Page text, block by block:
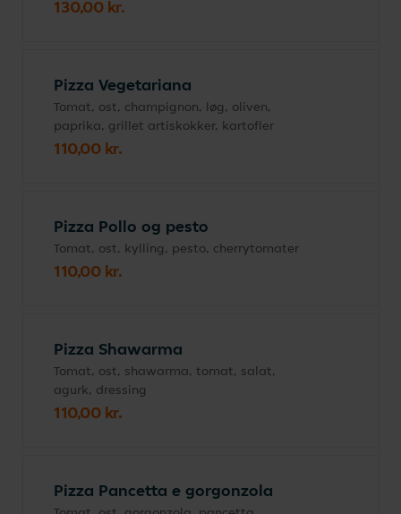
130,00 kr.
Pizza Vegetariana
Tomat, ost, champignon, løg, oliven,
paprika, grillet artiskokker, kartofler
110,00 kr.
Pizza Pollo og pesto
Tomat, ost, kylling, pesto, cherrytomater
110,00 kr.
Pizza Shawarma
Tomat, ost, shawarma, tomat, salat,
agurk, dressing
110,00 kr.
Pizza Pancetta e gorgonzola